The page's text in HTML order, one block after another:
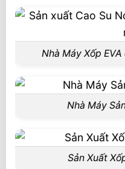
Nhà Máy Xốp
Nhà Máy
Sản Xuất